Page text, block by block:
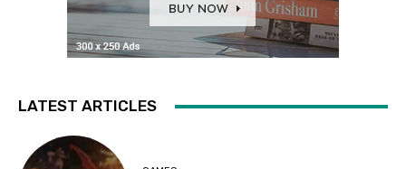
LATEST ARTICLES